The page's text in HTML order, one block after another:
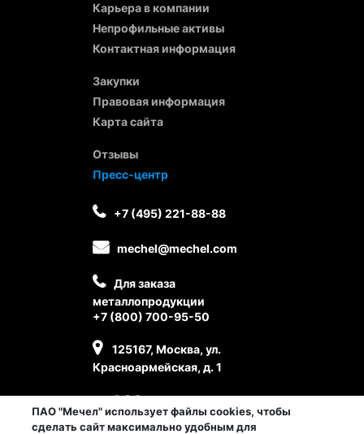
Карьера в компании
Непрофильные активы
Контактная информация
Закупки
Правовая информация
Карта сайта
Отзывы
Пресс-центр
+7 (495) 221-88-88
mechel@mechel.com
Для заказа
металлопродукции
+7 (800) 700-95-50
125167, Москва, ул.
Красноармейская, д. 1
ПАО "Мечел" использует файлы cookies, чтобы
сделать сайт максимально удобным для